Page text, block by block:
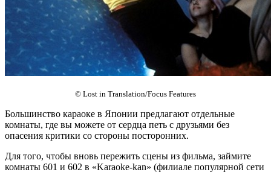
© Lost in Translation/Focus Features
Большинство караоке в Японии предлагают отдельные
комнаты, где вы можете от сердца петь с друзьями без
опасения критики со стороны посторонних.
Для того, чтобы вновь пережить сцены из фильма, займите
комнаты 601 и 602 в «Karaoke-kan» (филиале популярной сети